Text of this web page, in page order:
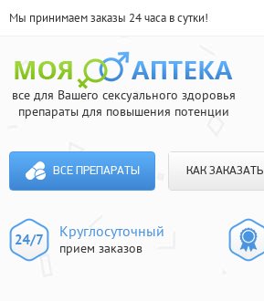
Мы принимаем заказы 24 часа в сутки!
все для Вашего сексуального здоровья
препараты для повышения потенции
ВСЕ ПРЕПАРАТЫ КАК ЗАКАЗАТЬ
Круглосуточный
прием заказов